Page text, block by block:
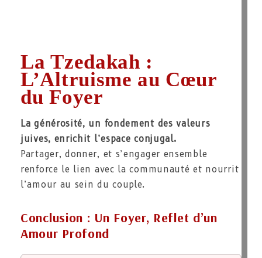
La Tzedakah :
L’Altruisme au Cœur
du Foyer
La générosité, un fondement des valeurs
juives, enrichit l’espace conjugal.
Partager, donner, et s’engager ensemble
renforce le lien avec la communauté et nourrit
l’amour au sein du couple.
Conclusion : Un Foyer, Reflet d’un
Amour Profond